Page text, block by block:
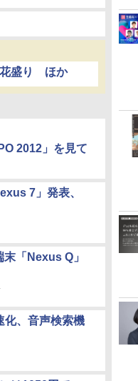
花盛り ほか
2012」を見て
7」発表、
「Nexus Q」
化、音声検索機